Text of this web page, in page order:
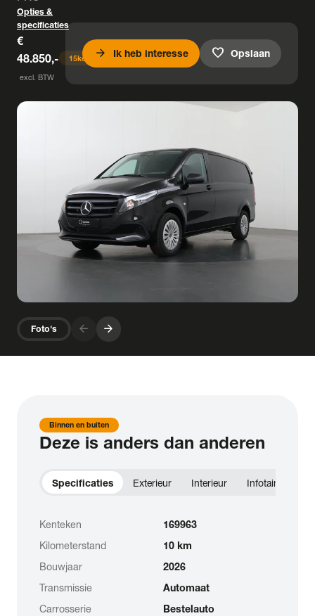
Opties &
specificaties
€
48.850,-
excl. BTW
15keer bekeken
arrow_forward Ik heb interesse favorite Opslaan
Foto's arrow_forward arrow_forward
Binnen en buiten
Deze is anders dan anderen
Specificaties Exterieur Interieur Infotainment
Kenteken
169963
Kilometerstand
10 km
Bouwjaar
2026
Transmissie
Automaat
Carrosserie
Bestelauto